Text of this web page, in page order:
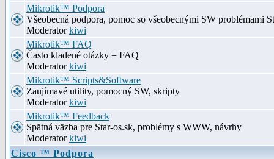
Mikrotik™ Podpora
Všeobecná podpora, pomoc so všeobecnými SW problémami
Moderatorkiwi
Mikrotik™ FAQ
Často kladené otázky = FAQ
Moderatorkiwi
Mikrotik™ Scripts&Software
Zaujímavé utility, pomocný SW, skripty
Moderatorkiwi
Mikrotik™ Feedback
Spätná väzba pre Star-os.sk, problémy s WWW, návrhy
Moderatorkiwi
Cisco ™ Podpora